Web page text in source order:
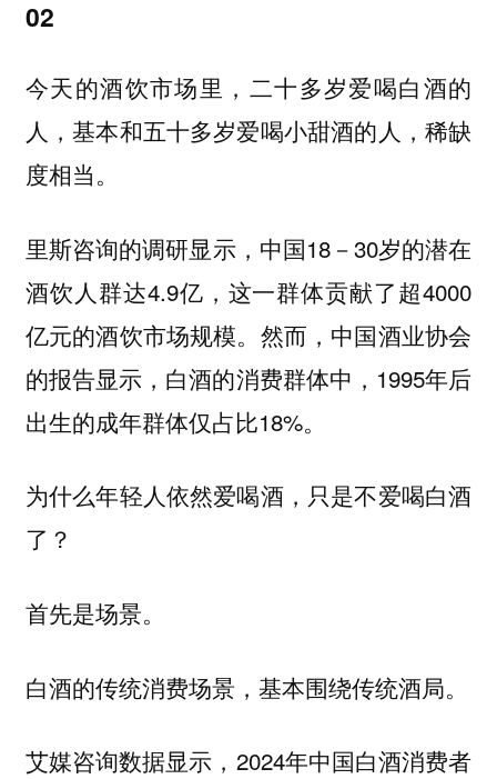
02
今天的酒饮市场里，二十多岁爱喝白酒的
人，基本和五十多岁爱喝小甜酒的人，稀缺
度相当。
里斯咨询的调研显示，中国18－30岁的潜在
酒饮人群达4.9亿，这一群体贡献了超4000
亿元的酒饮市场规模。然而，中国酒业协会
的报告显示，白酒的消费群体中，1995年后
出生的成年群体仅占比18%。
为什么年轻人依然爱喝酒，只是不爱喝白酒
了？
首先是场景。
白酒的传统消费场景，基本围绕传统酒局。
艾媒咨询数据显示，2024年中国白酒消费者